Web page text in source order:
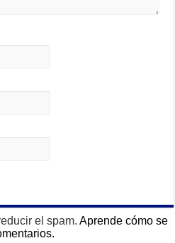
el spam.Aprende cómo se